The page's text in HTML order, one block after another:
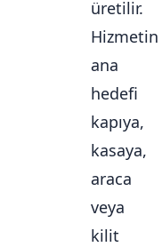
üretilir.
Hizmetin
ana
hedefi
kapıya,
kasaya,
araca
veya
kilit